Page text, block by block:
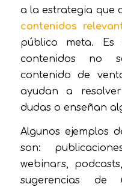
a la estrategia que
contenidos
público meta.
contenidos no
contenido de
ayudan a
dudas o enseñan
Algunos ejemplos
son:
webinars,
sugerencias de